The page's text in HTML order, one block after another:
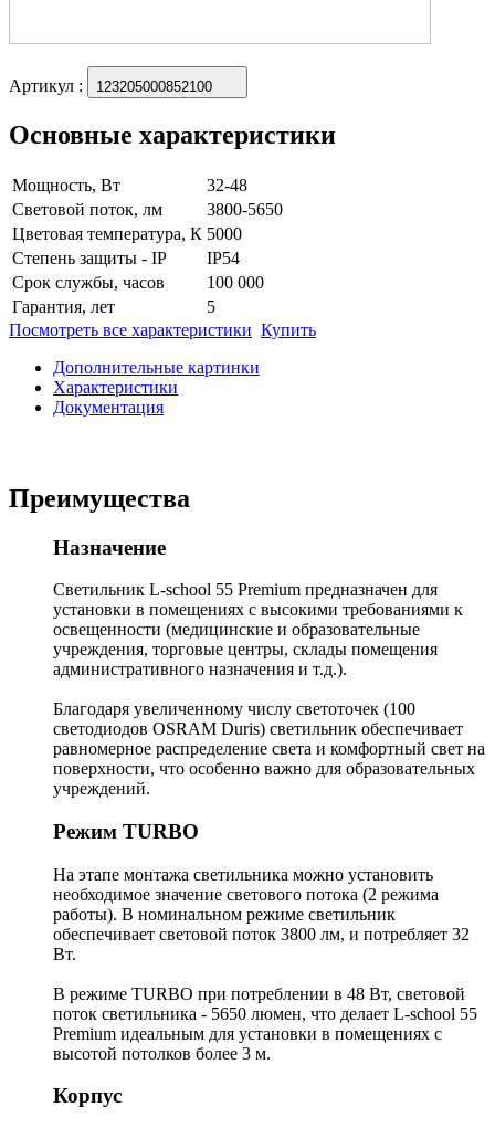
Артикул : 123205000852100
Основные характеристики
Мощность, Вт
32-48
Световой поток, лм
3800-5650
Цветовая температура, К 5000
Степень защиты - IP
IP54
Срок службы, часов
100 000
Гарантия, лет
5
Посмотреть все характеристики Купить
Дополнительные картинки
Характеристики
Документация
Преимущества
Назначение
Светильник L-school 55 Premium предназначен для
установки в помещениях с высокими требованиями к
освещенности (медицинские и образовательные
учреждения, торговые центры, склады помещения
административного назначения и т.д.).
Благодаря увеличенному числу светоточек (100
светодиодов OSRAM Duris) светильник обеспечивает
равномерное распределение света и комфортный свет на
поверхности, что особенно важно для образовательных
учреждений.
Режим TURBO
На этапе монтажа светильника можно установить
необходимое значение светового потока (2 режима
работы). В номинальном режиме светильник
обеспечивает световой поток 3800 лм, и потребляет 32
Вт.
В режиме TURBO при потреблении в 48 Вт, световой
поток светильника - 5650 люмен, что делает L-school 55
Premium идеальным для установки в помещениях с
высотой потолков более 3 м.
Корпус